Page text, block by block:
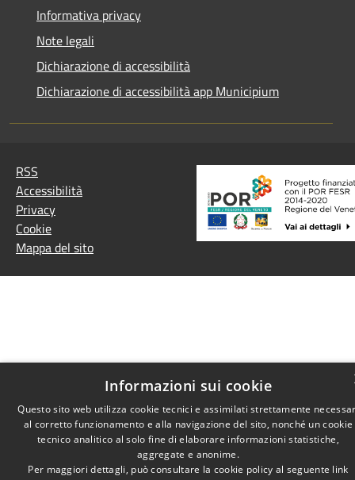
Informativa privacy
Note legali
Dichiarazione di accessibilità
Dichiarazione di accessibilità app Municipium
RSS
Accessibilità
Privacy
Cookie
Mappa del sito
Informazioni sui cookie
Questo sito web utilizza cookie tecnici e assimilati strettamente
al corretto funzionamento e alla navigazione del sito, nonché un cookie
tecnico analitico al solo fine di elaborare informazioni statistiche,
aggregate e anonime.
Per maggiori dettagli, può consultare la cookie policy al seguente link